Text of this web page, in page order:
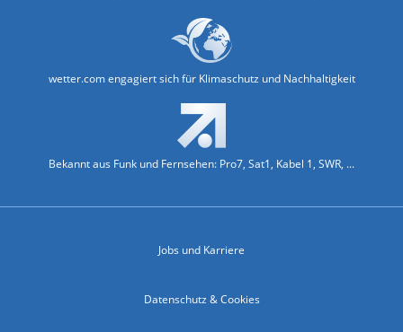
wetter.com engagiert sich für Klimaschutz und Nachhaltigkeit
Bekannt aus Funk und Fernsehen: Pro7, Sat1, Kabel 1, SWR, ...
Jobs und Karriere
Datenschutz & Cookies